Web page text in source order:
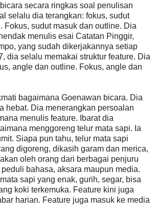
secara ringkas soal penulisan
selalu dia terangkan: fokus, sudut
Fokus, sudut masuk dan outline. Dia
menulis esai Catatan Pinggir,
yang sudah dikerjakannya setiap
dia selalu memakai struktur feature. Dia
angle dan outline. Fokus, angle dan
bagaimana Goenawan bicara. Dia
hebat. Dia menerangkan persoalan
menulis feature. Ibarat dia
menggoreng telur mata sapi. Ia
Siapa pun tahu, telur mata sapi
digoreng, dikasih garam dan merica,
oleh orang dari berbagai penjuru
bahasa, aksara maupun media.
sapi yang enak, gurih, segar, bisa
koki terkemuka. Feature kini juga
harian. Feature juga masuk ke media